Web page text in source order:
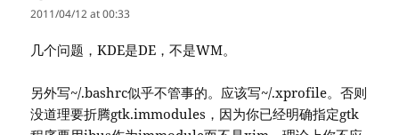
2011/04/12 at 00:33
几个问题，KDE是DE，不是WM。
另外写~/.bashrc似乎不管事的。应该写~/.xprofile。否则
没道理要折腾gtk.immodules，因为你已经明确指定gtk